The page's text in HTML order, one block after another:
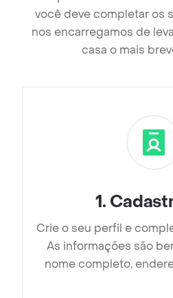
você deve completar os
nos encarregamos de
casa o mais
1.
Crie o seu perfil e
As informações são
nome completo,